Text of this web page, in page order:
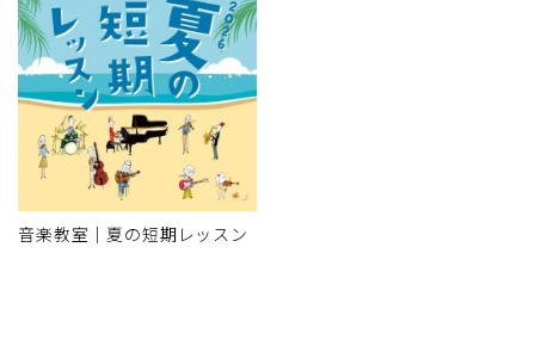
音楽教室｜夏の短期レッスン